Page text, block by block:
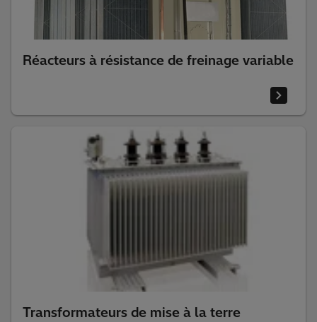
Réacteurs à résistance de freinage variable
Transformateurs de mise à la terre